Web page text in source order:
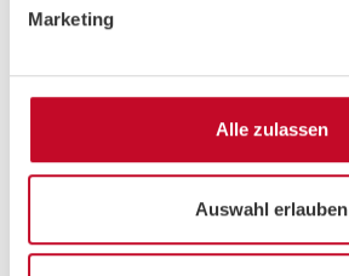
Marketing
Alle zulassen
Auswahl erlauben
3 Min